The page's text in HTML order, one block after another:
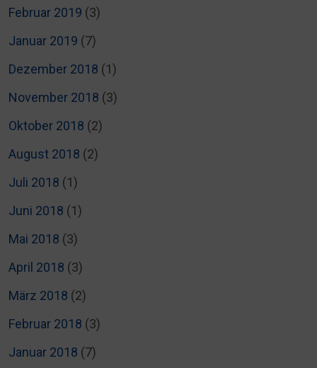
Februar 2019 (3)
Januar 2019 (7)
Dezember 2018 (1)
November 2018 (3)
Oktober 2018 (2)
August 2018 (2)
Juli 2018 (1)
Juni 2018 (1)
Mai 2018 (3)
April 2018 (3)
März 2018 (2)
Februar 2018 (3)
Januar 2018 (7)